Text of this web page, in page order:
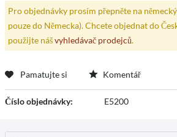
Pro objednávky prosím přepněte na
pouze do Německa). Chcete objednat do
použijte nášvyhledávač prodejců.
Pamatujte si Komentář
Číslo objednávky: E5200